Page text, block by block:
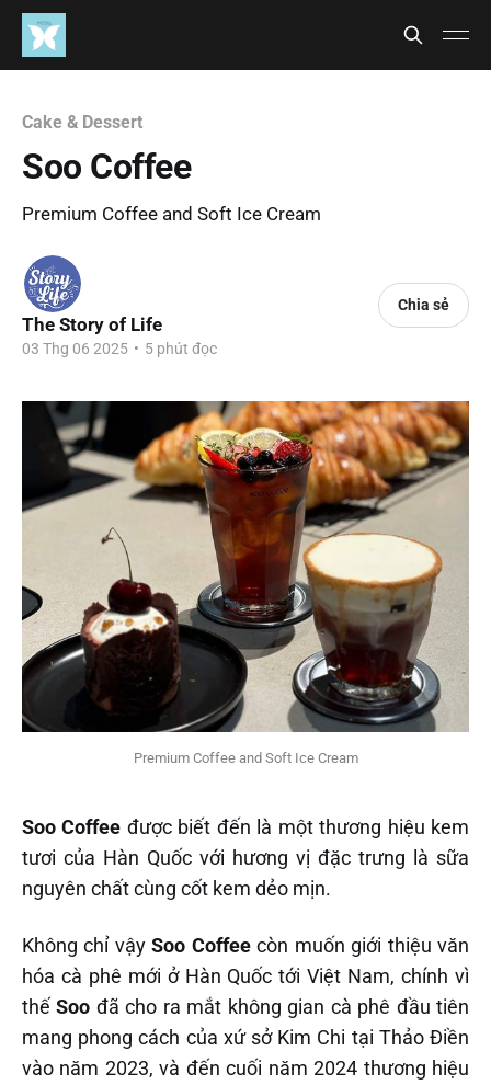
Cake & Dessert
Soo Coffee
Premium Coffee and Soft Ice Cream
The Story of Life
03 Thg 06 2025 • 5 phút đọc
Chia sẻ
Premium Coffee and Soft Ice Cream
Soo Coffee được biết đến là một thương hiệu kem
tươi của Hàn Quốc với hương vị đặc trưng là sữa
nguyên chất cùng cốt kem dẻo mịn.
Không chỉ vậySoo Coffeecòn muốn giới thiệu văn
hóa cà phê mới ở Hàn Quốc tới Việt Nam, chính vì
thếSoo đã cho ra mắt không gian cà phê đầu tiên
mang phong cách của xứ sở Kim Chi tại Thảo Điền
vào năm 2023, và đến cuối năm 2024 thương hiệu